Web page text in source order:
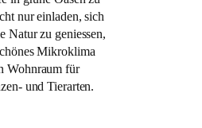
nur einladen, sich
Natur zu geniessen,
Mikroklima
Wohnraum für
und Tierarten.